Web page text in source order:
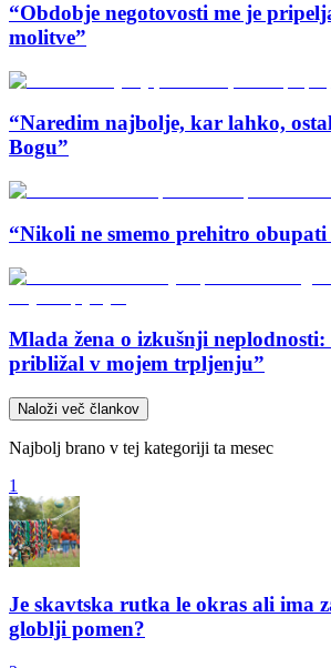
“Obdobje negotovosti me je
molitve”
“Naredim najbolje, kar lahko,
Bogu”
“Nikoli ne smemo prehitro
Mlada žena o izkušnji neplodnosti:
približal v mojem trpljenju”
Naloži več člankov
Najbolj brano v tej kategoriji ta mesec
1
Je skavtska rutka le okras ali ima
globlji pomen?